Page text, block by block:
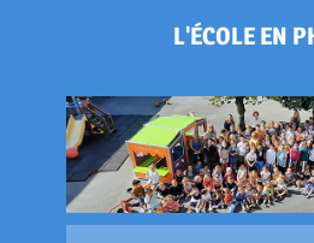
L'ÉCOLE EN